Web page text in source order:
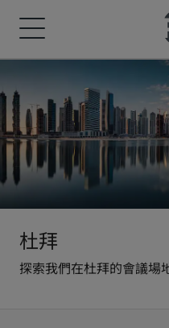
我們的品牌
Radisson Hotels 品牌
Radisson Collection
尋找您的酒店
目的地
度假酒店
機場酒店
會議與活動
探索 Radisson Meetings
預訂會議空間
活動目的地
搜尋航班
搜尋航班
用餐
搜尋餐廳
數位服務
Radisson Hotels APP
酒店優惠
探索優惠折扣
首次預訂？
事先預訂
旅行創意
適合家庭的酒店
Rad Pets
環保酒店
Radisson
探索麗賞會
會員福利
如何賺取積分
杜拜
探索我們在杜拜的會議場